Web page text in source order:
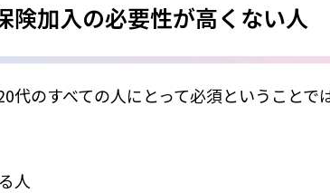
険加入の必要性が高くない人
代のすべての人にとって必須ということ
人